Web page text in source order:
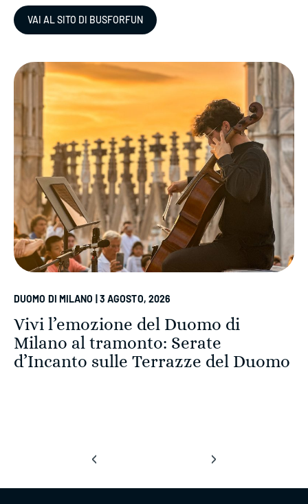
VAI AL SITO DI BUSFORFUN
DUOMO DI MILANO | 3 AGOSTO, 2026
Vivi l’emozione del Duomo di
Milano al tramonto: Serate
d’Incanto sulle Terrazze del Duomo
‹ ›